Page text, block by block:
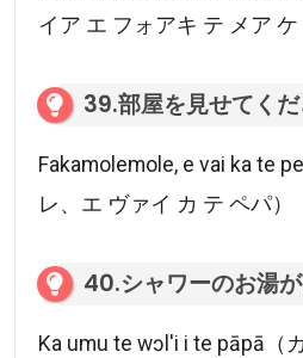
イア エ フォアキ テ メア ケ
39.部屋を見せてく
Fakamolemole, e vai ka te
レ、エ ヴァイ カ テ ペパ）
40.シャワーのお湯
Ka umu te wɔl'i i te pāpā（